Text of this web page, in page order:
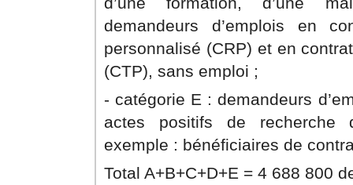
demandeurs d’emplois en
personnalisé (CRP) et en
(CTP), sans emploi ;
- catégorie E : demandeurs
actes positifs de recherche
exemple : bénéficiaires de
Total A+B+C+D+E = 4 688 800